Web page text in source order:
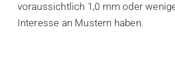
voraussichtlich 1,0 mm oder
Interesse an Mustern haben.